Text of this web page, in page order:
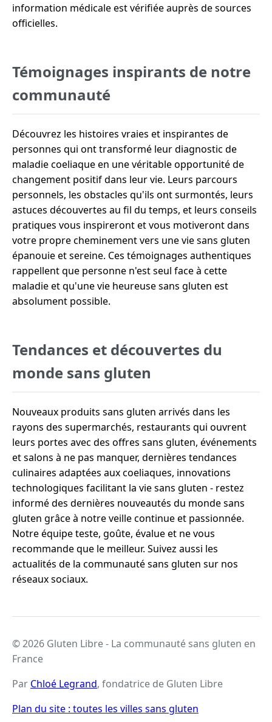
information médicale est vérifiée auprès de sources
officielles.
Témoignages inspirants de notre
communauté
Découvrez les histoires vraies et inspirantes de
personnes qui ont transformé leur diagnostic de
maladie coeliaque en une véritable opportunité de
changement positif dans leur vie. Leurs parcours
personnels, les obstacles qu'ils ont surmontés, leurs
astuces découvertes au fil du temps, et leurs conseils
pratiques vous inspireront et vous motiveront dans
votre propre cheminement vers une vie sans gluten
épanouie et sereine. Ces témoignages authentiques
rappellent que personne n'est seul face à cette
maladie et qu'une vie heureuse sans gluten est
absolument possible.
Tendances et découvertes du
monde sans gluten
Nouveaux produits sans gluten arrivés dans les
rayons des supermarchés, restaurants qui ouvrent
leurs portes avec des offres sans gluten, événements
et salons à ne pas manquer, dernières tendances
culinaires adaptées aux coeliaques, innovations
technologiques facilitant la vie sans gluten - restez
informé des dernières nouveautés du monde sans
gluten grâce à notre veille continue et passionnée.
Notre équipe teste, goûte, évalue et ne vous
recommande que le meilleur. Suivez aussi les
actualités de la communauté sans gluten sur nos
réseaux sociaux.
© 2026 Gluten Libre - La communauté sans gluten en
France
Par Chloé Legrand, fondatrice de Gluten Libre
Plan du site : toutes les villes sans gluten